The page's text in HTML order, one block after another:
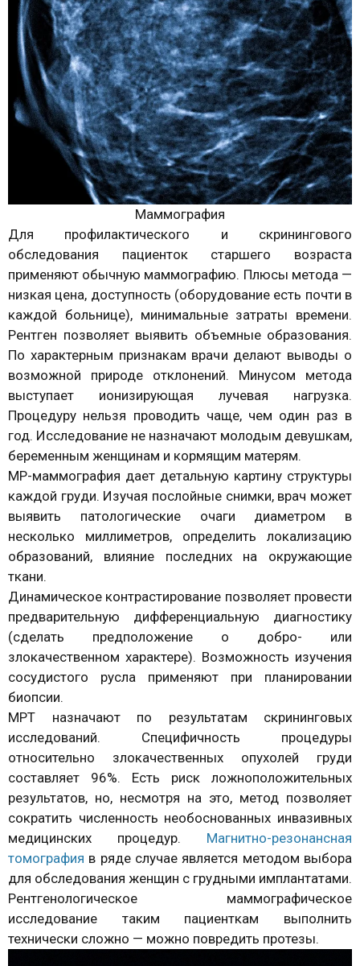
Маммография
Для профилактического и скринингового
обследования пациенток старшего возраста
применяют обычную маммографию. Плюсы метода —
низкая цена, доступность (оборудование есть почти в
каждой больнице), минимальные затраты времени.
Рентген позволяет выявить объемные образования.
По характерным признакам врачи делают выводы о
возможной природе отклонений. Минусом метода
выступает ионизирующая лучевая нагрузка.
Процедуру нельзя проводить чаще, чем один раз в
год. Исследование не назначают молодым девушкам,
беременным женщинам и кормящим матерям.
МР-маммография дает детальную картину структуры
каждой груди. Изучая послойные снимки, врач может
выявить патологические очаги диаметром в
несколько миллиметров, определить локализацию
образований, влияние последних на окружающие
ткани.
Динамическое контрастирование позволяет провести
предварительную дифференциальную диагностику
(сделать предположение о добро- или
злокачественном характере). Возможность изучения
сосудистого русла применяют при планировании
биопсии.
МРТ назначают по результатам скрининговых
исследований. Специфичность процедуры
относительно злокачественных опухолей груди
составляет 96%. Есть риск ложноположительных
результатов, но, несмотря на это, метод позволяет
сократить численность необоснованных инвазивных
медицинских процедур. Магнитно-резонансная
томография в ряде случае является методом выбора
для обследования женщин с грудными имплантатами.
Рентгенологическое маммографическое
исследование таким пациенткам выполнить
технически сложно — можно повредить протезы.